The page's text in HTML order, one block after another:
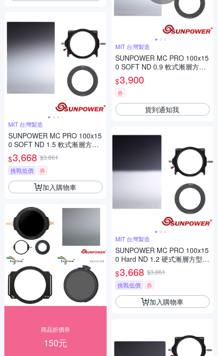
MIT 台灣製造
SUNPOWER MC PRO 100x15
0 SOFT ND 1.5 軟式漸層方型
減光鏡片(減5格) + 轉接環 + 支
架套組
$3,668 $3,861
挑戰低價
券
加入購物車
商品折價券
150元
MIT 台灣製造
SUNPOWER MC PRO 100x15
0 SOFT ND 0.9 軟式漸層方型
減光鏡片(減3格) + 轉接環 + 支
架套組
$3,900
券
貨到通知我
MIT 台灣製造
SUNPOWER MC PRO 100x15
0 Hard ND 1.2 硬式漸層方型減
光鏡片(減4格) + 轉接環 + 支架
套組
$3,668 $3,861
挑戰低價
券
加入購物車